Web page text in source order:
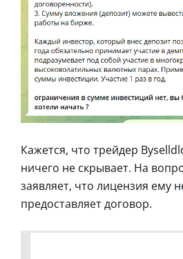
Кажется, что трейдер
ничего не скрывает. На
заявляет, что лицензия ему
предоставляет договор.